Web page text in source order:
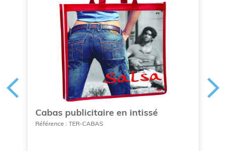
Cabas publicitaire en intissé
Référence : TER-CABAS